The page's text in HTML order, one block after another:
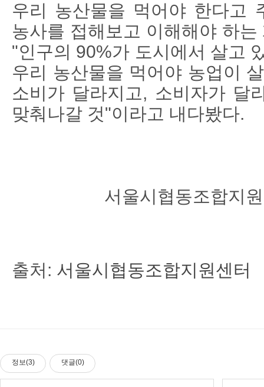
우리 농산물을 먹어야 한다고
농사를 접해보고 이해해야 하
"인구의 90%가 도시에서 살고
우리 농산물을 먹어야 농업이
소비가 달라지고, 소비자가 달
맞춰나갈 것"이라고 내다봤다.
서울시협동조합지
출처: 서울시협동조합지원센터
정보(3) 댓글(0)